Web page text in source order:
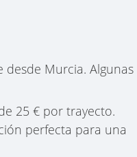
desde Murcia. Algunas
25 € por trayecto.
perfecta para una